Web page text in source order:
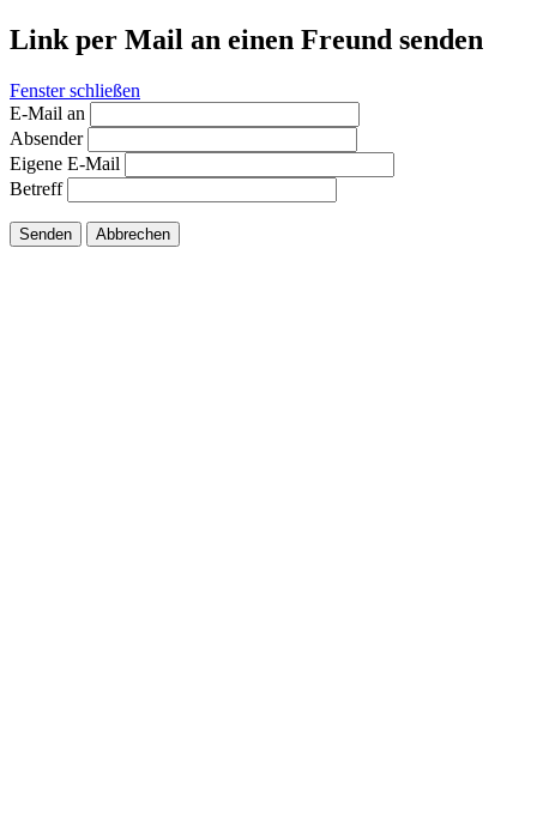
Link per Mail an einen Freund senden
Fenster schließen
E-Mail an
Absender
Eigene E-Mail
Betreff
Senden Abbrechen